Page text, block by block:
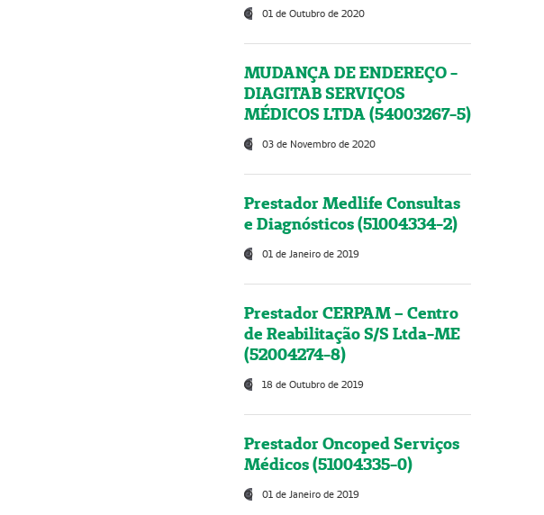
01 de Outubro de 2020
MUDANÇA DE ENDEREÇO -
DIAGITAB SERVIÇOS
MÉDICOS LTDA (54003267-5)
03 de Novembro de 2020
Prestador Medlife Consultas
e Diagnósticos (51004334-2)
01 de Janeiro de 2019
Prestador CERPAM – Centro
de Reabilitação S/S Ltda-ME
(52004274-8)
18 de Outubro de 2019
Prestador Oncoped Serviços
Médicos (51004335-0)
01 de Janeiro de 2019